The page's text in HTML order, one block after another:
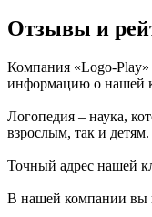
Отзывы и
Компания «Logo-Play»
информацию о нашей
Логопедия – наука,
взрослым, так и
Точный адрес нашей
В нашей компании вы